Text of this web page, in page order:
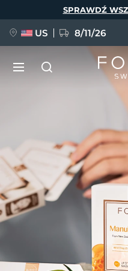
SPRAWDŹ
US 8/11/26
FAQ™ Pure Beauty-
BREAKING NEWS
issa™ Teeth
English
Français
Polski
简体